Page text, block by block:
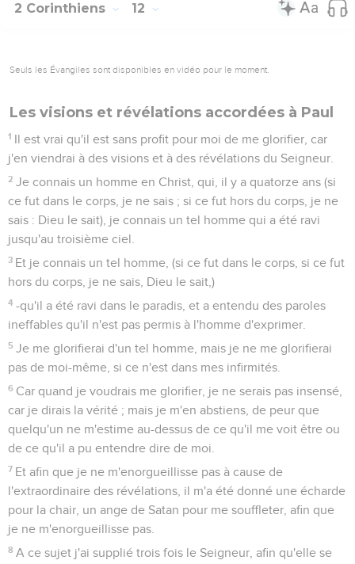
2 Corinthiens 12
Seuls les Évangiles sont disponibles en vidéo pour le moment.
Les visions et révélations accordées à Paul
1 Il est vrai qu'il est sans profit pour moi de me glorifier, car
j'en viendrai à des visions et à des révélations du Seigneur.
2 Je connais un homme en Christ, qui, il y a quatorze ans (si
ce fut dans le corps, je ne sais ; si ce fut hors du corps, je ne
sais : Dieu le sait), je connais un tel homme qui a été ravi
jusqu'au troisième ciel.
3 Et je connais un tel homme, (si ce fut dans le corps, si ce fut
hors du corps, je ne sais, Dieu le sait,)
4 -qu'il a été ravi dans le paradis, et a entendu des paroles
ineffables qu'il n'est pas permis à l'homme d'exprimer.
5 Je me glorifierai d'un tel homme, mais je ne me glorifierai
pas de moi-même, si ce n'est dans mes infirmités.
6 Car quand je voudrais me glorifier, je ne serais pas insensé,
car je dirais la vérité ; mais je m'en abstiens, de peur que
quelqu'un ne m'estime au-dessus de ce qu'il me voit être ou
de ce qu'il a pu entendre dire de moi.
7 Et afin que je ne m'enorgueillisse pas à cause de
l'extraordinaire des révélations, il m'a été donné une écharde
pour la chair, un ange de Satan pour me souffleter, afin que
je ne m'enorgueillisse pas.
8 A ce sujet j'ai supplié trois fois le Seigneur, afin qu'elle se